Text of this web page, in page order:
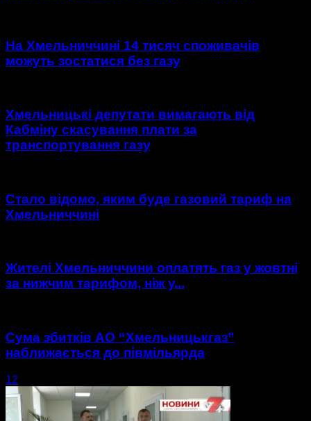
На Хмельниччині 14 тисяч споживачів
можуть зостатися без газу
Хмельницькі депутати вимагають від
Кабміну скасування плати за
транспортування газу
Стало відомо, яким буде газовий тариф на
Хмельниччині
Жителі Хмельниччини оплатять газ у жовтні
за нижчим тарифом, ніж у...
Сума збитків АО “Хмельницькгаз”
наближається до півмільярда
12